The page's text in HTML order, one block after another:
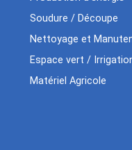
Soudure / Découpe
Nettoyage et
Espace vert /
Matériel Agricole